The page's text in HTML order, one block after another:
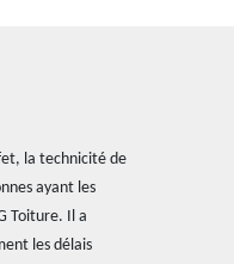
la technicité de
ayant les
Toiture. Il a
les délais